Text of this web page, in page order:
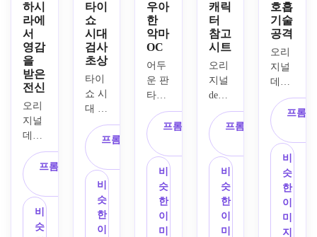
하시
라에
서
영감
을
받은
전신
오리
지널
데몬
슬레
이어
에서
영감
을 받
은 전
프롬프트 복
비
슷
타이
쇼
시대
검사
초상
타이
쇼 시
대 유
니폼
을 입
은 오
리지
널 데
몬 슬
레이
어에
프롬프트 복
비
슷
한
이
우아
한
악마
OC
어두
운 판
타지
슬레
이어
세계
에서
영감
을 받
은 오
리지
널 애
프롬프트 복
비
슷
한
이
미
캐릭
터
참고
시트
오리
지널
demon
slayer
OC를
위한
전문
애니
메이
션 캐
릭터
프롬프트 복
비
슷
한
이
미
호흡
기술
공격
오리
지널
데몬
슬레
이어
에서
영감
을 받
은 영
웅이
맞춤
형 호
흡 기
프롬
비
슷
한
이
미
지